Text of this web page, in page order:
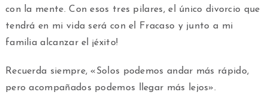
con la mente. Con esos tres pilares, el único divorcio que
tendrá en mi vida será con el Fracaso y junto a mi
familia alcanzar el ¡éxito!
Recuerda siempre, «Solos podemos andar más rápido,
pero acompañados podemos llegar más lejos».